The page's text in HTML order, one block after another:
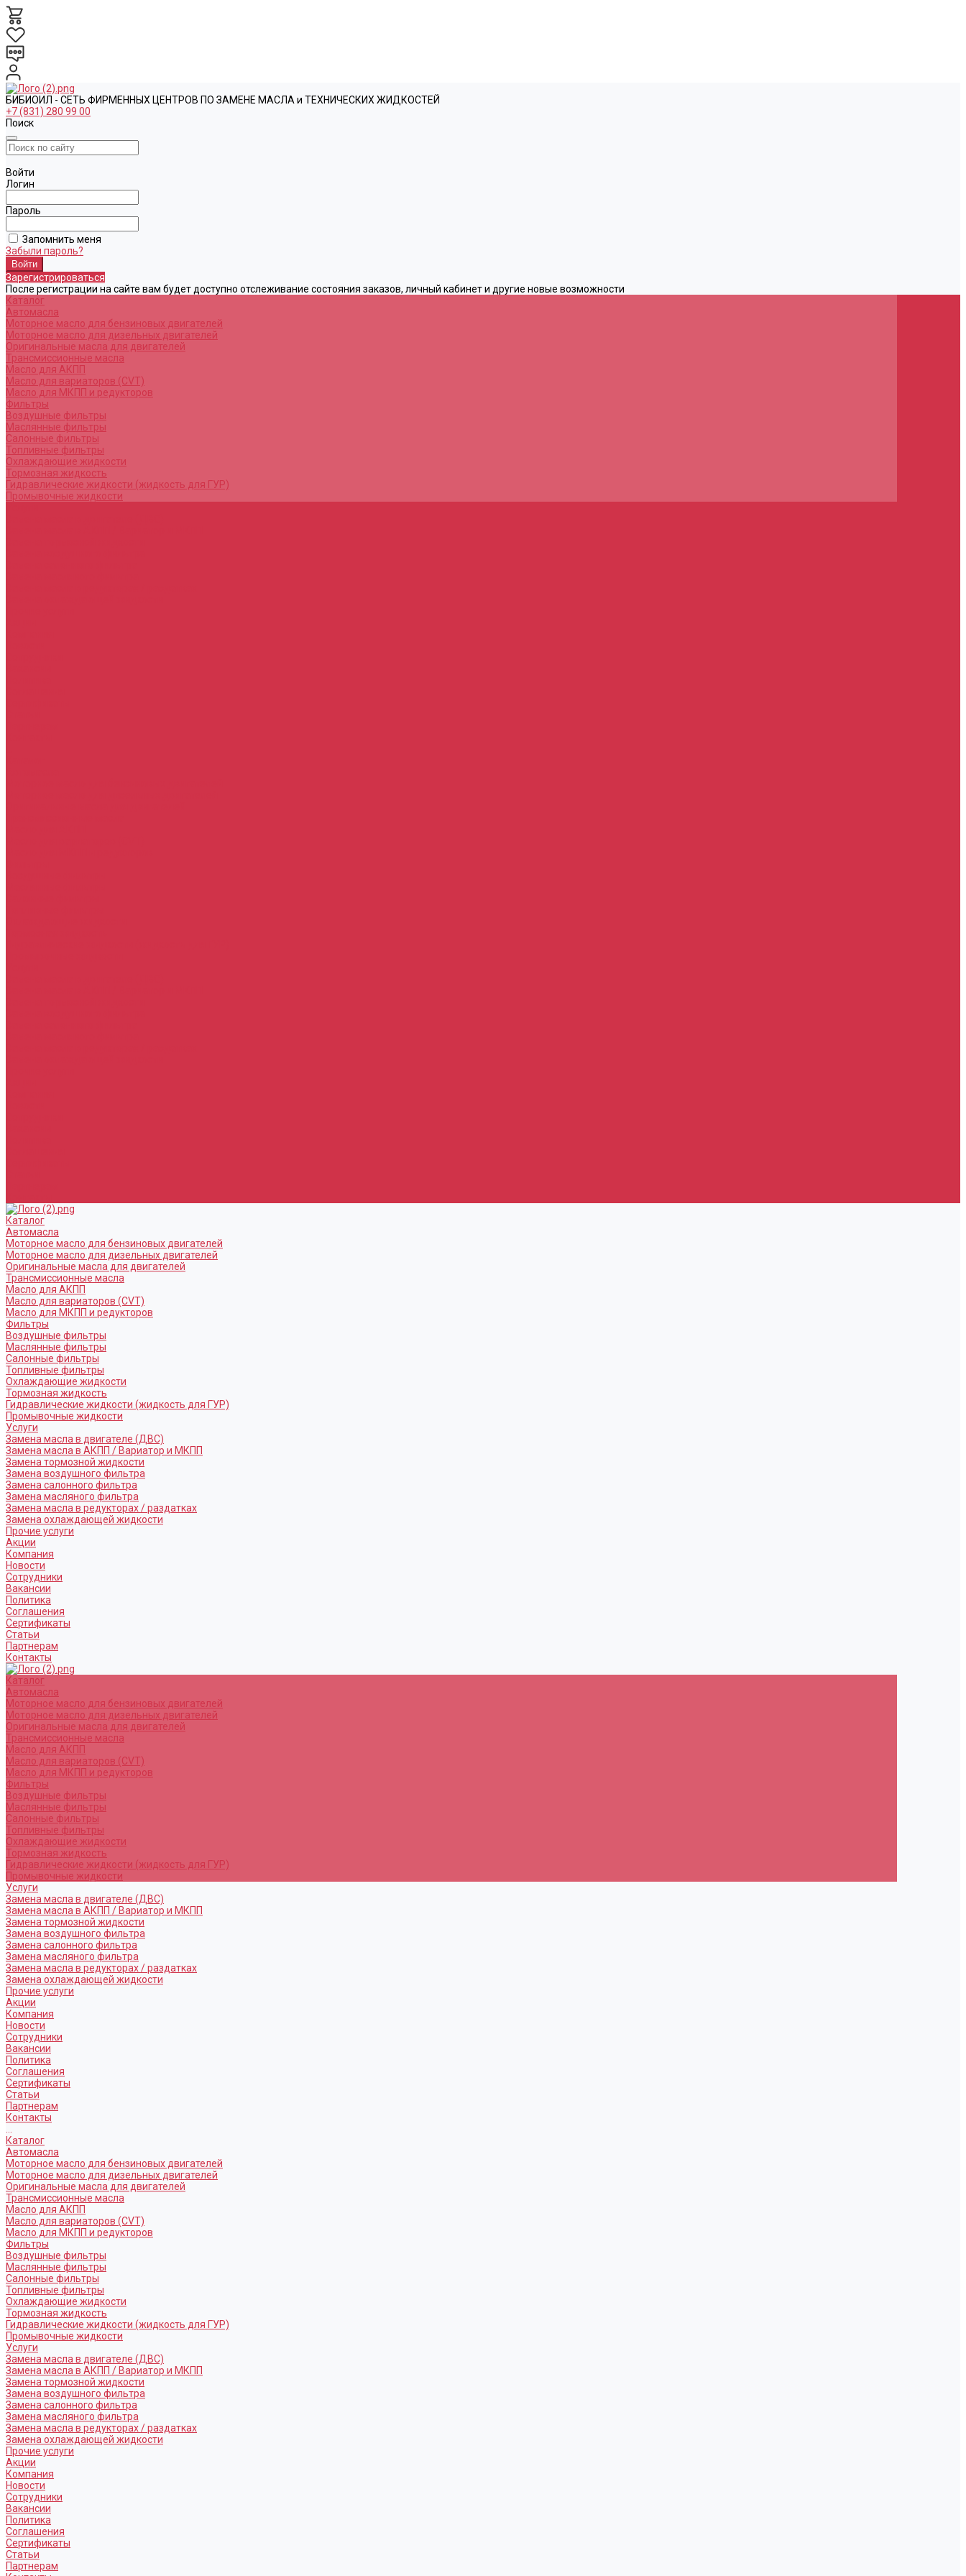
БИБИОИЛ - СЕТЬ ФИРМЕННЫХ ЦЕНТРОВ ПО ЗАМЕНЕ МАСЛА и ТЕХНИЧЕСКИХ ЖИДКОСТЕЙ
+7 (831) 280 99 00
Поиск
Войти
Логин
Пароль
Запомнить меня
Забыли пароль?
Зарегистрироваться
После регистрации на сайте вам будет доступно отслеживание состояния заказов, личный кабинет и другие новые возможности
Каталог
Автомасла
Моторное масло для бензиновых двигателей
Моторное масло для дизельных двигателей
Оригинальные масла для двигателей
Трансмиссионные масла
Масло для АКПП
Масло для вариаторов (CVT)
Масло для МКПП и редукторов
Фильтры
Воздушные фильтры
Маслянные фильтры
Салонные фильтры
Топливные фильтры
Охлаждающие жидкости
Тормозная жидкость
Гидравлические жидкости (жидкость для ГУР)
Промывочные жидкости
Каталог
Автомасла
Моторное масло для бензиновых двигателей
Моторное масло для дизельных двигателей
Оригинальные масла для двигателей
Трансмиссионные масла
Масло для АКПП
Масло для вариаторов (CVT)
Масло для МКПП и редукторов
Фильтры
Воздушные фильтры
Маслянные фильтры
Салонные фильтры
Топливные фильтры
Охлаждающие жидкости
Тормозная жидкость
Гидравлические жидкости (жидкость для ГУР)
Промывочные жидкости
Услуги
Замена масла в двигателе (ДВС)
Замена масла в АКПП / Вариатор и МКПП
Замена тормозной жидкости
Замена воздушного фильтра
Замена салонного фильтра
Замена масляного фильтра
Замена масла в редукторах / раздатках
Замена охлаждающей жидкости
Прочие услуги
Акции
Компания
Новости
Сотрудники
Вакансии
Политика
Соглашения
Сертификаты
Статьи
Партнерам
Контакты
Каталог
Автомасла
Моторное масло для бензиновых двигателей
Моторное масло для дизельных двигателей
Оригинальные масла для двигателей
Трансмиссионные масла
Масло для АКПП
Масло для вариаторов (CVT)
Масло для МКПП и редукторов
Фильтры
Воздушные фильтры
Маслянные фильтры
Салонные фильтры
Топливные фильтры
Охлаждающие жидкости
Тормозная жидкость
Гидравлические жидкости (жидкость для ГУР)
Промывочные жидкости
Услуги
Замена масла в двигателе (ДВС)
Замена масла в АКПП / Вариатор и МКПП
Замена тормозной жидкости
Замена воздушного фильтра
Замена салонного фильтра
Замена масляного фильтра
Замена масла в редукторах / раздатках
Замена охлаждающей жидкости
Прочие услуги
Акции
Компания
Новости
Сотрудники
Вакансии
Политика
Соглашения
Сертификаты
Статьи
Партнерам
Контакты
Каталог
Автомасла
Моторное масло для бензиновых двигателей
Моторное масло для дизельных двигателей
Оригинальные масла для двигателей
Трансмиссионные масла
Масло для АКПП
Масло для вариаторов (CVT)
Масло для МКПП и редукторов
Фильтры
Воздушные фильтры
Маслянные фильтры
Салонные фильтры
Топливные фильтры
Охлаждающие жидкости
Тормозная жидкость
Гидравлические жидкости (жидкость для ГУР)
Промывочные жидкости
Услуги
Замена масла в двигателе (ДВС)
Замена масла в АКПП / Вариатор и МКПП
Замена тормозной жидкости
Замена воздушного фильтра
Замена салонного фильтра
Замена масляного фильтра
Замена масла в редукторах / раздатках
Замена охлаждающей жидкости
Прочие услуги
Акции
Компания
Новости
Сотрудники
Вакансии
Политика
Соглашения
Сертификаты
Статьи
Партнерам